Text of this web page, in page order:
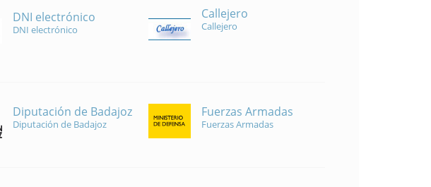
DNI electrónico
DNI electrónico
Callejero
Callejero
Diputación de Badajoz
Diputación de Badajoz
Fuerzas Armadas
Fuerzas Armadas